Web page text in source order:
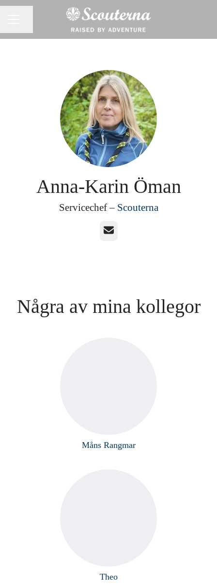
Anna-Karin Öman
Servicechef – Scouterna
E-post
Några av mina kollegor
Måns Rangmar
Theo